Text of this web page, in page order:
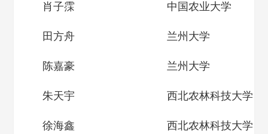
肖子霂 中国农业大学
田方舟 兰州大学
陈嘉豪 兰州大学
朱天宇 西北农林科技大学
徐海鑫 西北农林科技大学